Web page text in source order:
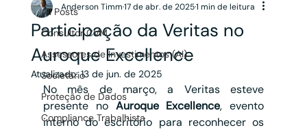
All Posts
Consultor CVM
Assessores de Investimentos (AI)
Societário
Proteção de Dados
Compliance Trabalhista
Participação da Veritas no
Auroque Excellence
Anderson Timm17 de abr. de 20251 min de leitura
Atualizado:13 de jun. de 2025
No mês de março, a Veritas esteve
presente no Auroque Excellence, evento
interno do escritório para reconhecer os